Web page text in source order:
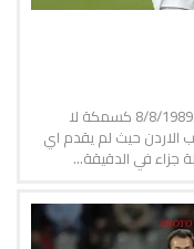
كتب: رأفت ساره يبدو يوسف النبر المولود يوم 8/8/1989 كسمكة لا
الاردن حيث لم يقدم اي
جزاء في الدقيقة…